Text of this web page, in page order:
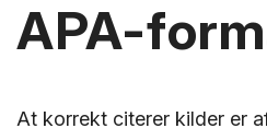
APA-
At korrekt citerer kilder er